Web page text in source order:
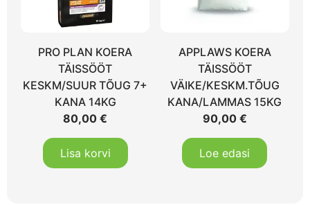
PRO PLAN KOERA
TÄISSÖÖT
KESKM/SUUR TÕUG 7+
KANA 14KG
80,00€
Lisa korvi
APPLAWS KOERA
TÄISSÖÖT
VÄIKE/KESKM.TÕUG
KANA/LAMMAS 15KG
90,00 €
Loe edasi